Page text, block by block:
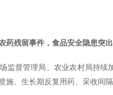
药残留事件，食品安全隐患突出
监督管理局、农业农村局持
施、生长期反复用药、采收间